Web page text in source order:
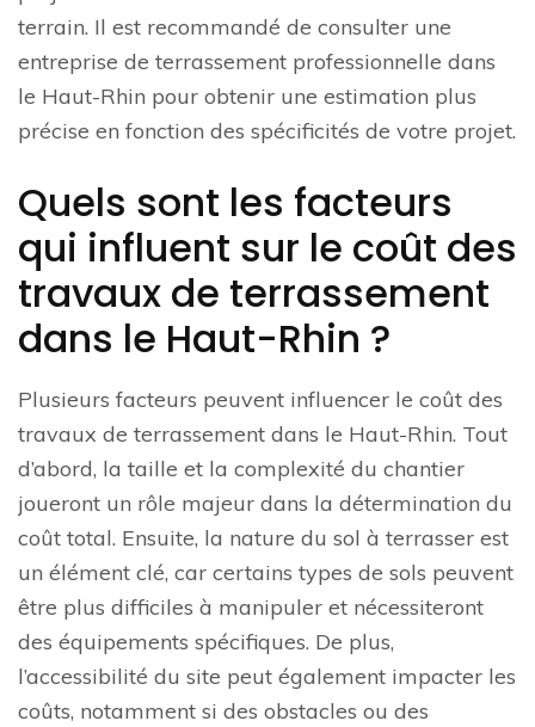
terrain. Il est recommandé de consulter une
entreprise de terrassement professionnelle dans
le Haut-Rhin pour obtenir une estimation plus
précise en fonction des spécificités de votre projet.
Quels sont les facteurs
qui influent sur le coût des
travaux de terrassement
dans le Haut-Rhin ?
Plusieurs facteurs peuvent influencer le coût des
travaux de terrassement dans le Haut-Rhin. Tout
d’abord, la taille et la complexité du chantier
joueront un rôle majeur dans la détermination du
coût total. Ensuite, la nature du sol à terrasser est
un élément clé, car certains types de sols peuvent
être plus difficiles à manipuler et nécessiteront
des équipements spécifiques. De plus,
l’accessibilité du site peut également impacter les
coûts, notamment si des obstacles ou des